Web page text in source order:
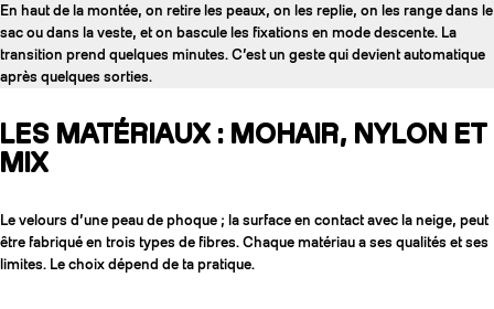
En haut de la montée, on retire les peaux, on les replie, on les range dans le
sac ou dans la veste, et on bascule les fixations en mode descente. La
transition prend quelques minutes. C’est un geste qui devient automatique
après quelques sorties.
LES MATÉRIAUX : MOHAIR, NYLON ET
MIX
Le velours d’une peau de phoque ; la surface en contact avec la neige, peut
être fabriqué en trois types de fibres. Chaque matériau a ses qualités et ses
limites. Le choix dépend de ta pratique.